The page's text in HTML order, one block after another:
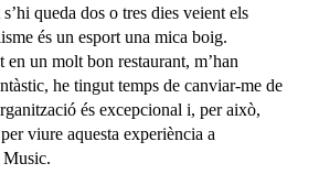
queda dos o tres dies veient els
és un esport una mica boig.
en un molt bon restaurant, m’han
he tingut temps de canviar-me de
és excepcional i, per això,
viure aquesta experiència a